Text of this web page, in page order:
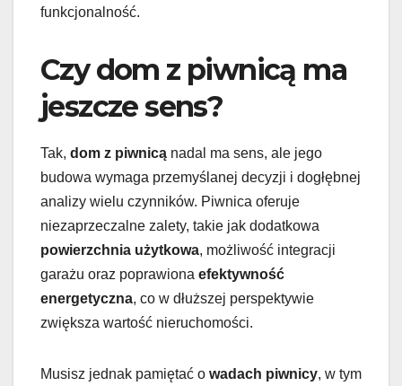
funkcjonalność.
Czy dom z piwnicą ma
jeszcze sens?
Tak, dom z piwnicą nadal ma sens, ale jego
budowa wymaga przemyślanej decyzji i dogłębnej
analizy wielu czynników. Piwnica oferuje
niezaprzeczalne zalety, takie jak dodatkowa
powierzchnia użytkowa, możliwość integracji
garażu oraz poprawiona efektywność
energetyczna, co w dłuższej perspektywie
zwiększa wartość nieruchomości.
Musisz jednak pamiętać o wadach piwnicy, w tym